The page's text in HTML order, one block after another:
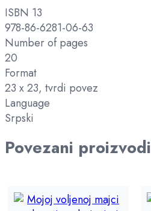
ISBN 13
978-86-6281-06-63
Number of pages
20
Format
23 x 23, tvrdi povez
Language
Srpski
Povezani proizvodi